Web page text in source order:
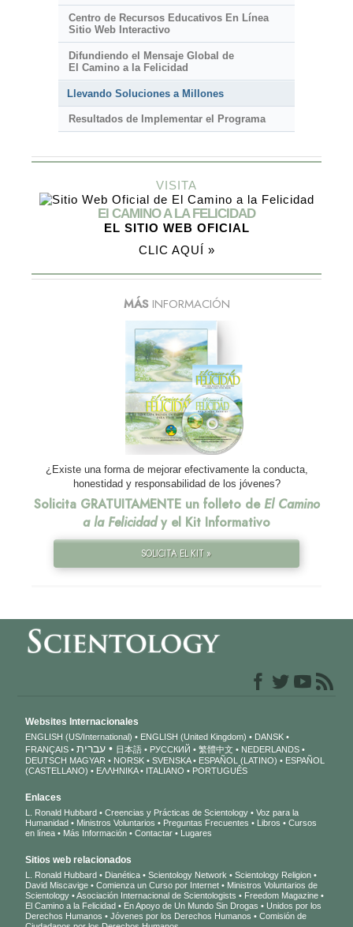
Centro de Recursos Educativos En Línea
Sitio Web Interactivo
Difundiendo el Mensaje Global de
El Camino a la Felicidad
Llevando Soluciones a Millones
Resultados de Implementar el Programa
VISITA
El CAMINO A LA FELICIDAD
EL SITIO WEB OFICIAL
CLIC AQUÍ »
MÁSINFORMACIÓN
¿Existe una forma de mejorar efectivamente la conducta,
honestidad y responsabilidad de los jóvenes?
Solicita GRATUITAMENTE un folleto de El Camino
a la Felicidady el Kit Informativo
SOLICITA EL KIT »
Websites Internacionales
ENGLISH (US/International) ENGLISH (United Kingdom)
DANSK
FRANÇAIS
עברית 日本語 РУССКИЙ 繁體中文
NEDERLANDS
DEUTSCH MAGYAR NORSK SVENSKA ESPAÑOL (LATINO)
ESPAÑOL
(CASTELLANO)
ΕΛΛΗΝΙΚA ITALIANO PORTUGUÊS
Enlaces
L. Ronald Hubbard Creencias y Prácticas de Scientology
Voz para la
Humanidad
Ministros Voluntarios Preguntas Frecuentes Libros
Cursos
en línea
Más Información Contactar Lugares
Sitios web relacionados
L. Ronald Hubbard Dianética Scientology Network
Scientology Religion
David Miscavige
Comienza un Curso por Internet
Ministros Voluntarios de
Scientology
Asociación Internacional de Scientologists
Freedom Magazine
El Camino a la Felicidad
En Apoyo de Un Mundo Sin Drogas
Unidos por los
Derechos Humanos
Jóvenes por los Derechos Humanos
Comisión de